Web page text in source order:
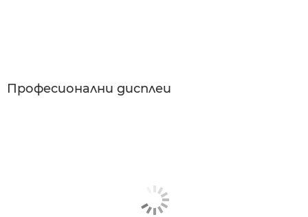
Професионални дисплеи